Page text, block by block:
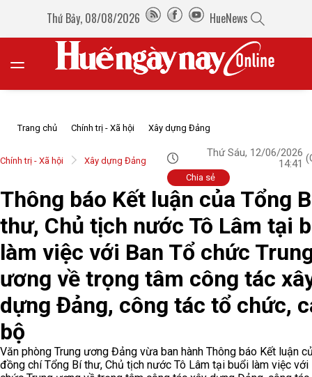
Thứ Bảy, 08/08/2026 HueNews
Trang chủ Chính trị - Xã hội Xây dựng Đảng
Chính trị - Xã hội Xây dựng Đảng
Thứ Sáu, 12/06/2026
14:41
Chia sẻ
Thông báo Kết luận của Tổng
thư, Chủ tịch nước Tô Lâm tại
làm việc với Ban Tổ chức
ương về trọng tâm công tác
dựng Đảng, công tác tổ chức,
bộ
Văn phòng Trung ương Đảng vừa ban hành Thông báo Kết luận
đồng chí Tổng Bí thư, Chủ tịch nước Tô Lâm tại buổi làm việc với